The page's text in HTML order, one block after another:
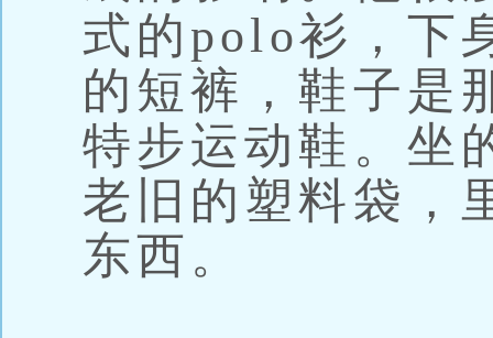
式的polo衫，下
的短裤，鞋子是
特步运动鞋。坐
老旧的塑料袋，
东西。